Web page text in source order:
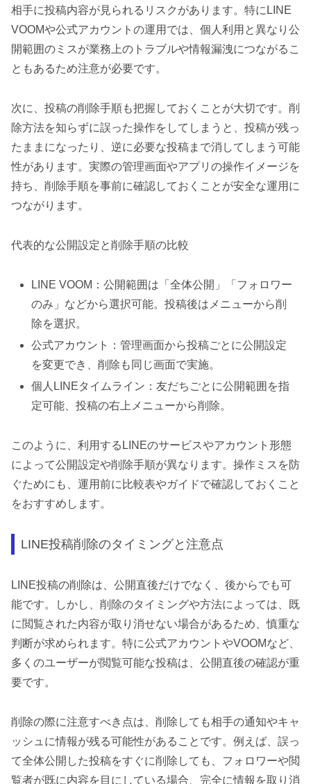
相手に投稿内容が見られるリスクがあります。特にLINE
VOOMや公式アカウントの運用では、個人利用と異なり公
開範囲のミスが業務上のトラブルや情報漏洩につながるこ
ともあるため注意が必要です。
次に、投稿の削除手順も把握しておくことが大切です。削
除方法を知らずに誤った操作をしてしまうと、投稿が残っ
たままになったり、逆に必要な投稿まで消してしまう可能
性があります。実際の管理画面やアプリの操作イメージを
持ち、削除手順を事前に確認しておくことが安全な運用に
つながります。
代表的な公開設定と削除手順の比較
LINE VOOM：公開範囲は「全体公開」「フォロワー
のみ」などから選択可能。投稿後はメニューから削
除を選択。
公式アカウント：管理画面から投稿ごとに公開設定
を変更でき、削除も同じ画面で実施。
個人LINEタイムライン：友だちごとに公開範囲を指
定可能、投稿の右上メニューから削除。
このように、利用するLINEのサービスやアカウント形態
によって公開設定や削除手順が異なります。操作ミスを防
ぐためにも、運用前に比較表やガイドで確認しておくこと
をおすすめします。
LINE投稿削除のタイミングと注意点
LINE投稿の削除は、公開直後だけでなく、後からでも可
能です。しかし、削除のタイミングや方法によっては、既
に閲覧された内容が取り消せない場合があるため、慎重な
判断が求められます。特に公式アカウントやVOOMなど、
多くのユーザーが閲覧可能な投稿は、公開直後の確認が重
要です。
削除の際に注意すべき点は、削除しても相手の通知やキャ
ッシュに情報が残る可能性があることです。例えば、誤っ
て全体公開した投稿をすぐに削除しても、フォロワーや閲
覧者が既に内容を目にしている場合、完全に情報を取り消